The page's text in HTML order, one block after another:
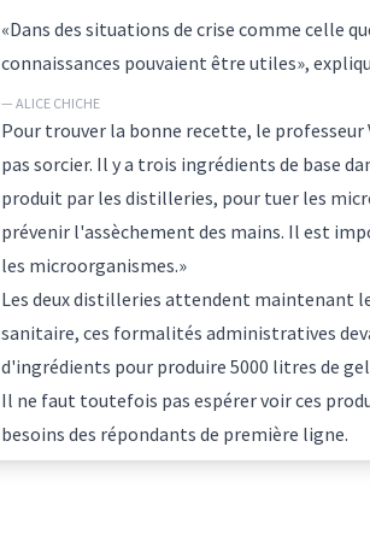
«Dans des situations de crise comme celle
connaissances pouvaient être utiles»,
— ALICE CHICHE
Pour trouver la bonne recette, le
pas sorcier. Il y a trois ingrédients de base
produit par les distilleries, pour tuer les
prévenir l'assèchement des mains. Il est
les microorganismes.»
Les deux distilleries attendent maintenant
sanitaire, ces formalités administratives
d'ingrédients pour produire 5000 litres de
Il ne faut toutefois pas espérer voir ces
besoins des répondants de première ligne.